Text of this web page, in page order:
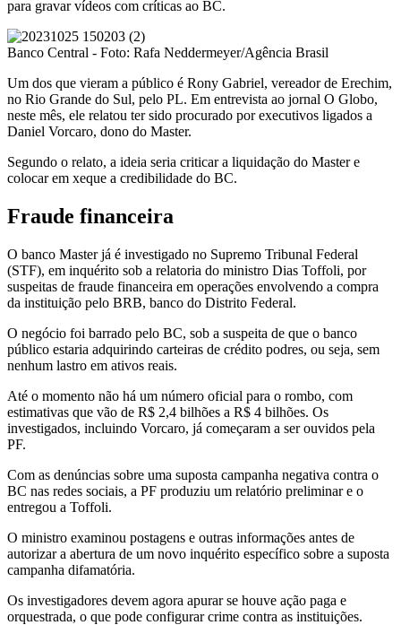
para gravar vídeos com críticas ao BC.
Banco Central - Foto: Rafa Neddermeyer/Agência Brasil
Um dos que vieram a público é Rony Gabriel, vereador de Erechim,
no Rio Grande do Sul, pelo PL. Em entrevista ao jornal O Globo,
neste mês, ele relatou ter sido procurado por executivos ligados a
Daniel Vorcaro, dono do Master.
Segundo o relato, a ideia seria criticar a liquidação do Master e
colocar em xeque a credibilidade do BC.
Fraude financeira
O banco Master já é investigado no Supremo Tribunal Federal
(STF), em inquérito sob a relatoria do ministro Dias Toffoli, por
suspeitas de fraude financeira em operações envolvendo a compra
da instituição pelo BRB, banco do Distrito Federal.
O negócio foi barrado pelo BC, sob a suspeita de que o banco
público estaria adquirindo carteiras de crédito podres, ou seja, sem
nenhum lastro em ativos reais.
Até o momento não há um número oficial para o rombo, com
estimativas que vão de R$ 2,4 bilhões a R$ 4 bilhões. Os
investigados, incluindo Vorcaro, já começaram a ser ouvidos pela
PF.
Com as denúncias sobre uma suposta campanha negativa contra o
BC nas redes sociais, a PF produziu um relatório preliminar e o
entregou a Toffoli.
O ministro examinou postagens e outras informações antes de
autorizar a abertura de um novo inquérito específico sobre a suposta
campanha difamatória.
Os investigadores devem agora apurar se houve ação paga e
orquestrada, o que pode configurar crime contra as instituições.